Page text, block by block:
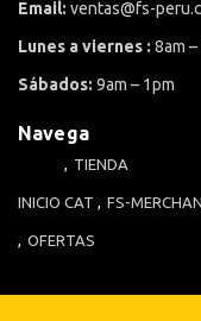
Email: ventas@fs-
Lunes a viernes : 8am
Sábados: 9am – 1pm
Navega
INICIO
TIENDA
CAT FS-
OFERTAS